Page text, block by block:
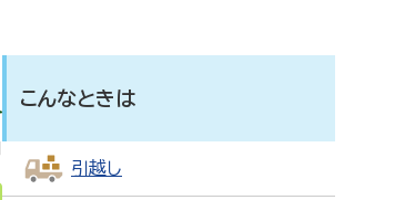
こんなときは
引越し